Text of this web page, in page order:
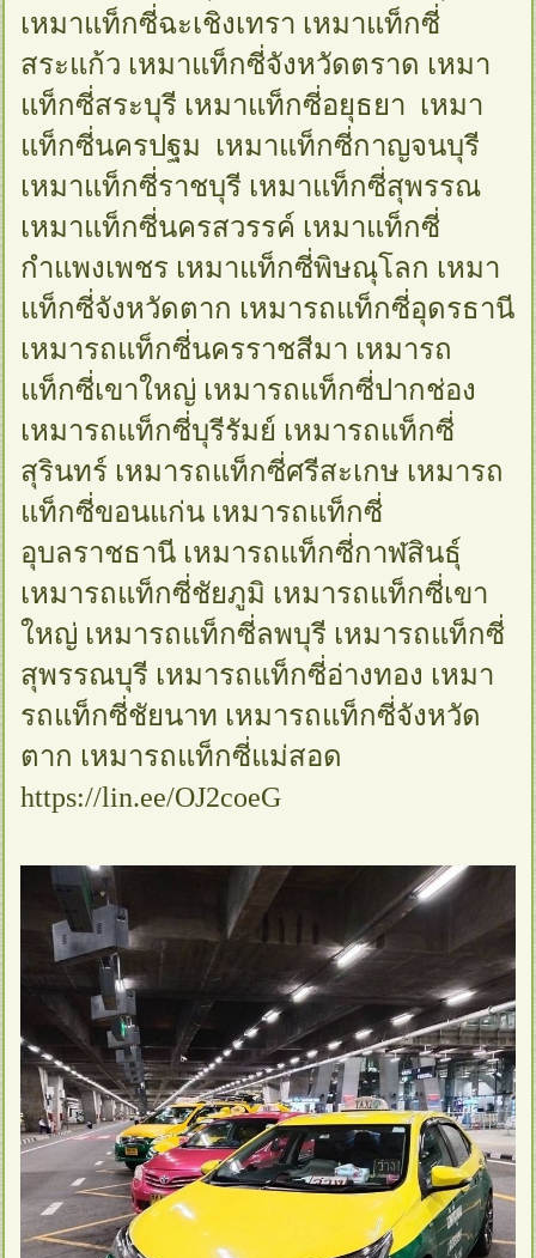
เหมาแท็กซี่ฉะเชิงเทรา เหมาแท็กซี่
สระแก้ว เหมาแท็กซี่จังหวัดตราด เหมา
แท็กซี่สระบุรี เหมาแท็กซี่อยุธยา เหมา
แท็กซี่นครปฐม เหมาแท็กซี่กาญจนบุรี
เหมาแท็กซี่ราชบุรี เหมาแท็กซี่สุพรรณ
เหมาแท็กซี่นครสวรรค์ เหมาแท็กซี่
กำแพงเพชร เหมาแท็กซี่พิษณุโลก เหมา
แท็กซี่จังหวัดตาก เหมารถแท็กซี่อุดรธานี
เหมารถแท็กซี่นครราชสีมา เหมารถ
แท็กซี่เขาใหญ่ เหมารถแท็กซี่ปากช่อง
เหมารถแท็กซี่บุรีรัมย์ เหมารถแท็กซี่
สุรินทร์ เหมารถแท็กซี่ศรีสะเกษ เหมารถ
แท็กซี่ขอนแก่น เหมารถแท็กซี่
อุบลราชธานี เหมารถแท็กซี่กาฬสินธุ์
เหมารถแท็กซี่ชัยภูมิ เหมารถแท็กซี่เขา
ใหญ่ เหมารถแท็กซี่ลพบุรี เหมารถแท็กซี่
สุพรรณบุรี เหมารถแท็กซี่อ่างทอง เหมา
รถแท็กซี่ชัยนาท เหมารถแท็กซี่จังหวัด
ตาก เหมารถแท็กซี่แม่สอด
https://lin.ee/OJ2coeG